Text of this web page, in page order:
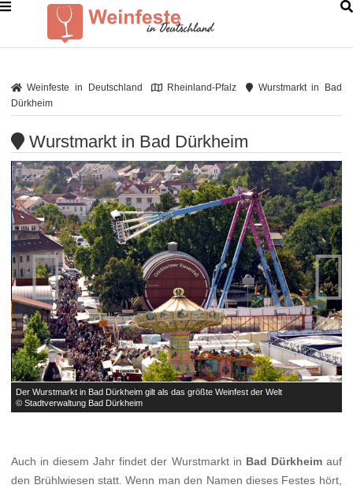
Weinfeste in Deutschland Rheinland-Pfalz
Wurstmarkt in Bad
Dürkheim
Wurstmarkt in Bad Dürkheim
Der Wurstmarkt in Bad Dürkheim gilt als das größte Weinfest der Welt
© Stadtverwaltung Bad Dürkheim
 
Auch in diesem Jahr findet der Wurstmarkt in Bad Dürkheimauf
den Brühlwiesen statt. Wenn man den Namen dieses Festes hört,